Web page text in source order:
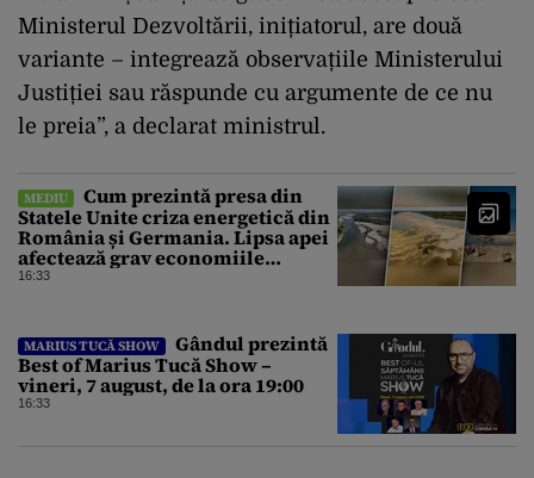
Ministerul Dezvoltării, inițiatorul, are două
variante – integrează observațiile Ministerului
Justiției sau răspunde cu argumente de ce nu
le preia”, a declarat ministrul.
MEDIU
Cum prezintă presa din
Statele Unite criza energetică din
România și Germania. Lipsa apei
afectează grav economiile
Europei
16:33
MARIUS TUCĂ SHOW
Gândul prezintă
Best of Marius Tucă Show –
vineri, 7 august, de la ora 19:00
16:33